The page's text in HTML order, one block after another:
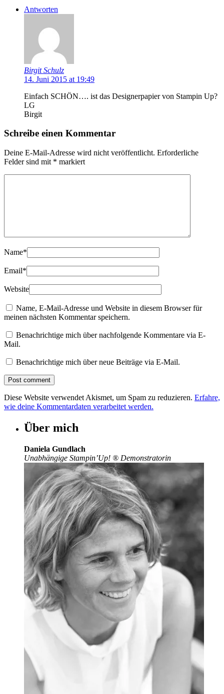
Antworten
Birgit Schulz
14. Juni 2015 at 19:49
Einfach SCHÖN…. ist das Designerpapier von Stampin Up?
LG
Birgit
Schreibe einen Kommentar
Deine E-Mail-Adresse wird nicht veröffentlicht. Erforderliche
Felder sind mit * markiert
Name*
Email*
Website
Name, E-Mail-Adresse und Website in diesem Browser für
meinen nächsten Kommentar speichern.
Benachrichtige mich über nachfolgende Kommentare via E-
Mail.
Benachrichtige mich über neue Beiträge via E-Mail.
Diese Website verwendet Akismet, um Spam zu reduzieren. Erfahre,
wie deine Kommentardaten verarbeitet werden.
Über mich
Daniela Gundlach
Unabhängige Stampin’Up! ® Demonstratorin